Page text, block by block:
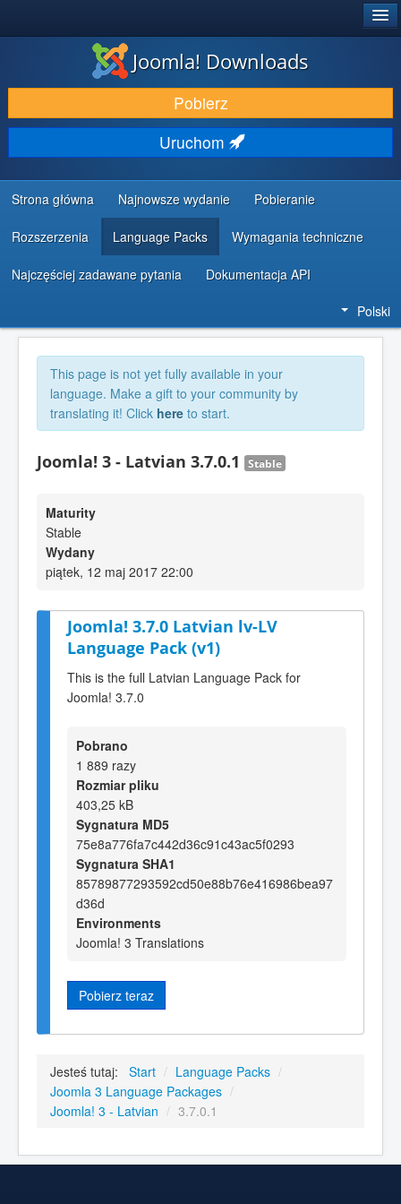
DODATKI I ROZSZERZENIA
ODKRYJ & POZNAJ
SPOŁECZNOŚĆ & WSPARCIE
ZASOBY DLA PROGRAMISTÓW
Joomla! Downloads
Pobierz
Uruchom
Strona główna Najnowsze wydanie Pobieranie
Rozszerzenia Language Packs Wymagania techniczne
Najczęściej zadawane pytania Dokumentacja API
Polski
This page is not yet fully available in your
language. Make a gift to your community by
translating it! Click here to start.
Joomla! 3 - Latvian 3.7.0.1 Stable
Maturity
Stable
Wydany
piątek, 12 maj 2017 22:00
Joomla! 3.7.0 Latvian lv-LV
Language Pack (v1)
This is the full Latvian Language Pack for
Joomla! 3.7.0
Pobrano
1 889 razy
Rozmiar pliku
403,25 kB
Sygnatura MD5
75e8a776fa7c442d36c91c43ac5f0293
Sygnatura SHA1
85789877293592cd50e88b76e416986bea97
d36d
Environments
Joomla! 3 Translations
Pobierz teraz
Jesteś tutaj: Start / Language Packs /
Joomla 3 Language Packages /
Joomla! 3 - Latvian / 3.7.0.1